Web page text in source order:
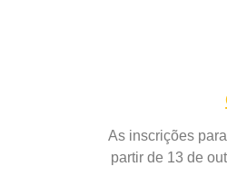
As inscrições
partir de 13 de